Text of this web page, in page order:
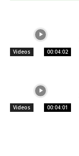
Videos 00:04:02
Videos 00:04:01